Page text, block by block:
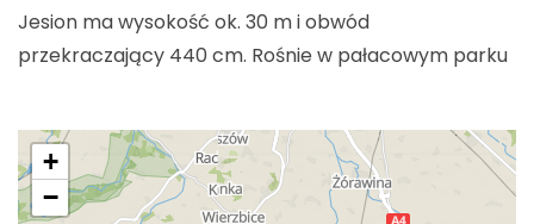
Jesion ma wysokość ok. 30 m i obwód
przekraczający 440 cm. Rośnie w pałacowym parku
+
−